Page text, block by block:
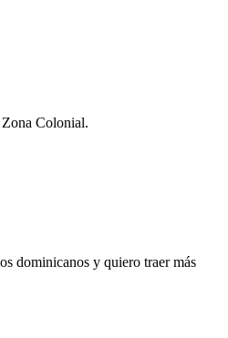
Zona Colonial.
dominicanos y quiero traer más